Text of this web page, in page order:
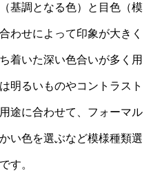
基調となる色）と目色（模
わせによって印象が大きく
着いた深い色合いが多く用
明るいものやコントラスト
途に合わせて、フォーマル
い色を選ぶなど模様種類選
す。